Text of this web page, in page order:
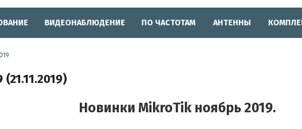
ВИДЕОНАБЛЮДЕНИЕ ПО ЧАСТОТАМ АНТЕННЫ
Новинки MikroTik ноябрь 2019.